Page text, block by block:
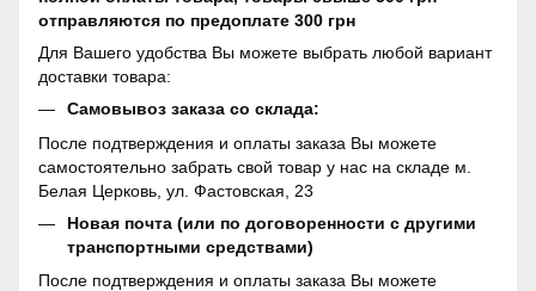
отправляются по предоплате 300 грн
Для Вашего удобства Вы можете выбрать любой вариант
доставки товара:
Самовывоз заказа со склада:
После подтверждения и оплаты заказа Вы можете
самостоятельно забрать свой товар у нас на складе м.
Белая Церковь, ул. Фастовская, 23
Новая почта (или по договоренности с другими
транспортными средствами)
После подтверждения и оплаты заказа Вы можете